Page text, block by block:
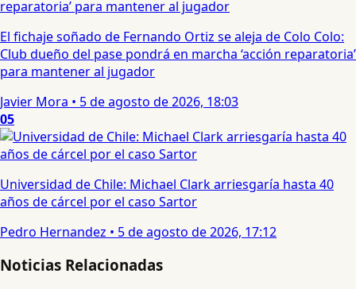
El fichaje soñado de Fernando Ortiz se aleja de Colo Colo:
Club dueño del pase pondrá en marcha ‘acción reparatoria’
para mantener al jugador
Javier Mora • 5 de agosto de 2026, 18:03
05
Universidad de Chile: Michael Clark arriesgaría hasta 40
años de cárcel por el caso Sartor
Pedro Hernandez • 5 de agosto de 2026, 17:12
Noticias Relacionadas